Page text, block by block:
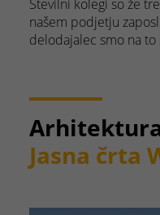
Številni kolegi so že
našem podjetju
delodajalec smo na
Jasna črta